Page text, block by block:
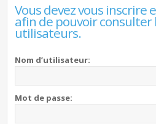
Vous devez vous inscrire
afin de pouvoir consulter
utilisateurs.
Nom d’utilisateur:
Mot de passe: